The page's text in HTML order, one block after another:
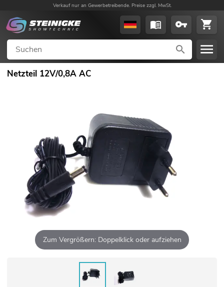
Verkauf nur an Gewerbetreibende. Preise zzgl. MwSt.
Netzteil 12V/0,8A AC
Zum Vergrößern: Doppelklick oder aufziehen